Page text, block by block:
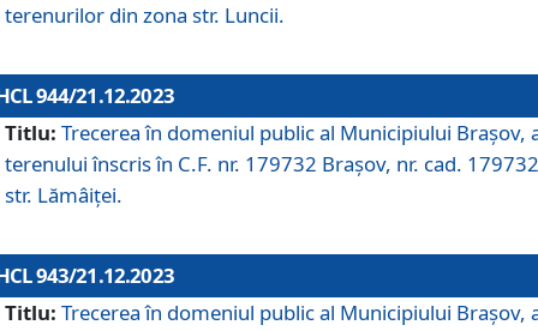
terenurilor din zona str. Luncii.
944/21.12.2023
Titlu: Trecerea în domeniul public al Municipiului Braşov,
terenului înscris în C.F. nr. 179732 Brașov, nr. cad.
str. Lămâiței.
943/21.12.2023
Titlu: Trecerea în domeniul public al Municipiului Braşov,